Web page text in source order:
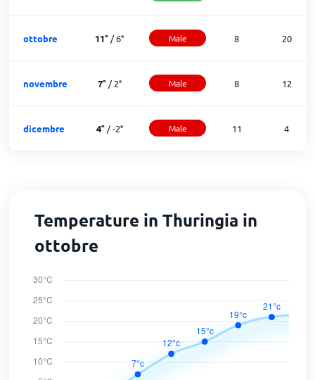
ottobre 11° /6° Male 8 20
novembre 7°/2° Male 8 12
dicembre 4°/-2° Male 11 4
Temperature in Thuringia in
ottobre